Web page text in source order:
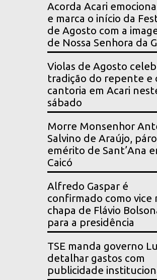
Acorda Acari
e marca o início da
de Agosto com a
de Nossa Senhora da
Violas de Agosto
tradição do repente e
cantoria em Acari
sábado
Morre Monsenhor
Salvino de Araújo,
emérito de Sant’Ana
Caicó
Alfredo Gaspar é
confirmado como vice
chapa de Flávio
para a presidência
TSE manda governo
detalhar gastos com
publicidade